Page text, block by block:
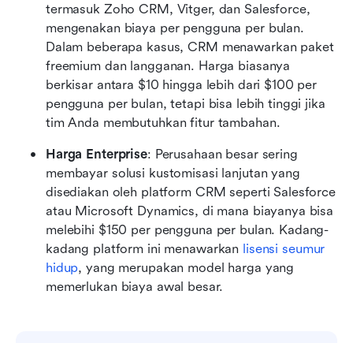
termasuk Zoho CRM, Vitger, dan Salesforce,
mengenakan biaya per pengguna per bulan.
Dalam beberapa kasus, CRM menawarkan paket
freemium dan langganan. Harga biasanya
berkisar antara $10 hingga lebih dari $100 per
pengguna per bulan, tetapi bisa lebih tinggi jika
tim Anda membutuhkan fitur tambahan.
Harga Enterprise: Perusahaan besar sering
membayar solusi kustomisasi lanjutan yang
disediakan oleh platform CRM seperti Salesforce
atau Microsoft Dynamics, di mana biayanya bisa
melebihi $150 per pengguna per bulan. Kadang-
kadang platform ini menawarkan lisensi seumur
hidup, yang merupakan model harga yang
memerlukan biaya awal besar.